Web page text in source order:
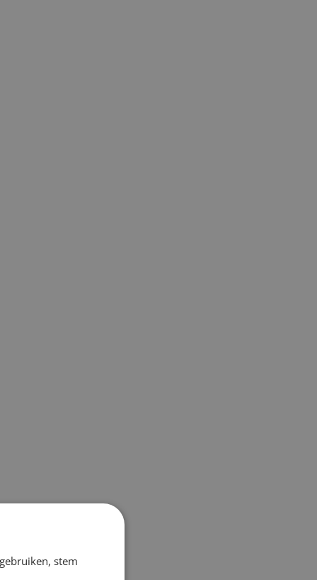
stem